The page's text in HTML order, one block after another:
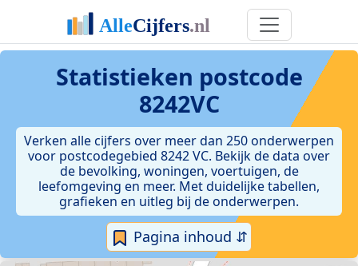
Statistieken postcode
8242VC
Verken alle cijfers over meer dan 250 onderwerpen
voor postcodegebied 8242 VC. Bekijk de data over
de bevolking, woningen, voertuigen, de
leefomgeving en meer. Met duidelijke tabellen,
grafieken en uitleg bij de onderwerpen.
Pagina inhoud ⇵